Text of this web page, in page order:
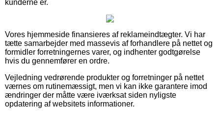
kunderne er.
Vores hjemmeside finansieres af reklameindtægter. Vi har
tætte samarbejder med massevis af forhandlere på nettet og
formidler forretningernes varer, og indhenter godtgørelse
hvis du gennemfører en ordre.
Vejledning vedrørende produkter og forretninger på nettet
værnes om rutinemæssigt, men vi kan ikke garantere imod
ændringer der måtte være iværksat siden nyligste
opdatering af websitets informationer.